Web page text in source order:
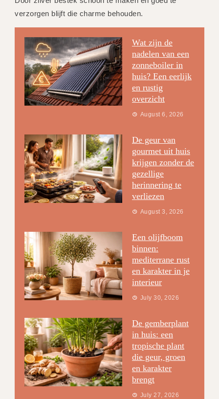
verzorgen blijft die charme behouden.
Wat zijn de
nadelen van een
zonneboiler in
huis? Een eerlijk
en rustig
overzicht
August 6, 2026
De geur van
gourmet uit huis
krijgen zonder de
gezellige
herinnering te
verliezen
August 3, 2026
Een olijfboom
binnen:
mediterrane rust
en karakter in je
interieur
July 30, 2026
De gemberplant
in huis: een
tropische plant
die geur, groen
en karakter
brengt
July 27, 2026